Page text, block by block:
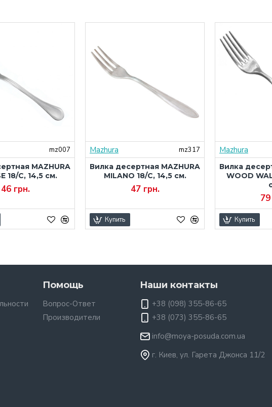
mz007
MAZHURA
18/C, 14,5 см.
46 грн.
Mazhura
mz317
Вилка десертная MAZHURA
MILANO 18/C, 14,5 см.
47 грн.
Купить
Mazhura
Вилка
WOOD
Купить
Помощь
Вопрос-Ответ
Производители
Наши контакты
+38 (098) 355-86-65
+38 (073) 355-86-65
info@moya-posuda.com.ua
г. Киев, ул. Гарета Джонса 11/2